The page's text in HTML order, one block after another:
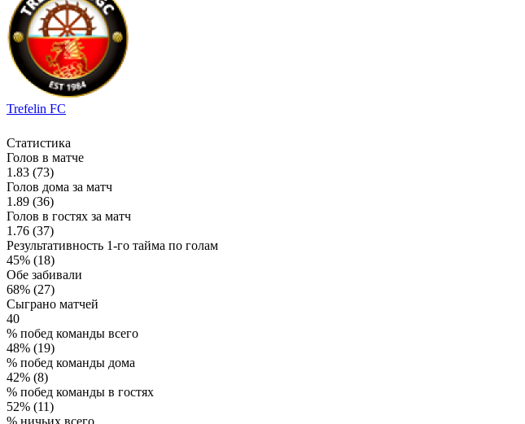
Trefelin FC
Статистика
Голов в матче
1.83 (73)
Голов дома за матч
1.89 (36)
Голов в гостях за матч
1.76 (37)
Результативность 1-го тайма по голам
45% (18)
Обе забивали
68% (27)
Сыграно матчей
40
% побед команды всего
48% (19)
% побед команды дома
42% (8)
% побед команды в гостях
52% (11)
% ничьих всего